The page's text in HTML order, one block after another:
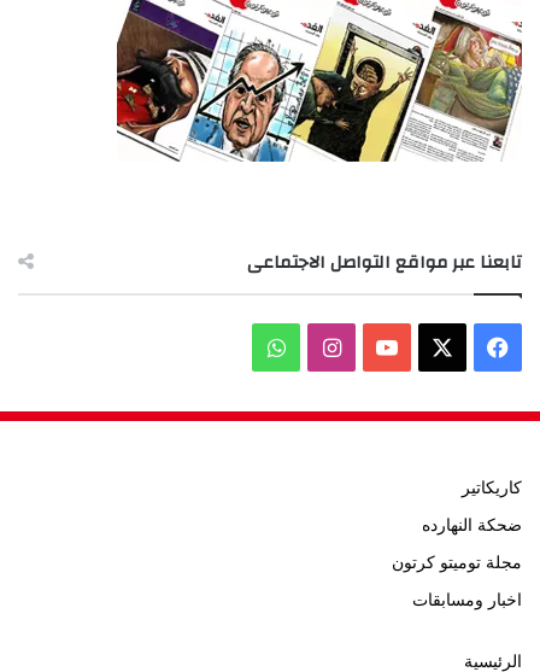
تابعنا عبر مواقع التواصل الاجتماعى
فيسبوك ‫YouTubeانستقرامواتساب
كاريكاتير
ضحكة النهارده
مجلة توميتو كرتون
اخبار ومسابقات
الرئيسية